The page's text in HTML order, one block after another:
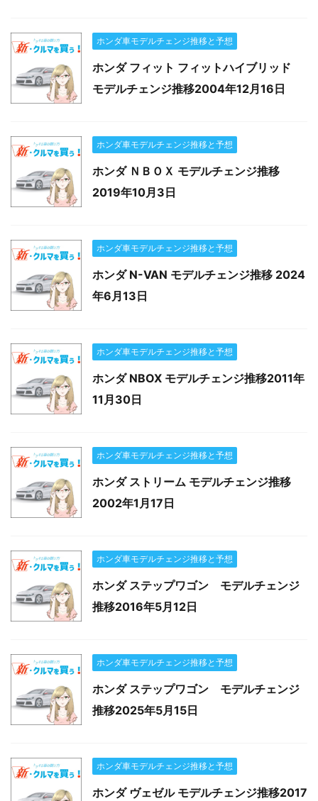
ホンダ車モデルチェンジ推移と予想
ホンダ フィット フィットハイブリッド
モデルチェンジ推移2004年12月16日
ホンダ車モデルチェンジ推移と予想
ホンダ ＮＢＯＸ モデルチェンジ推移
2019年10月3日
ホンダ車モデルチェンジ推移と予想
ホンダ N-VAN モデルチェンジ推移 2024
年6月13日
ホンダ車モデルチェンジ推移と予想
ホンダ NBOX モデルチェンジ推移2011年
11月30日
ホンダ車モデルチェンジ推移と予想
ホンダ ストリーム モデルチェンジ推移
2002年1月17日
ホンダ車モデルチェンジ推移と予想
ホンダ ステップワゴン モデルチェンジ
推移2016年5月12日
ホンダ車モデルチェンジ推移と予想
ホンダ ステップワゴン モデルチェンジ
推移2025年5月15日
ホンダ車モデルチェンジ推移と予想
ホンダ ヴェゼル モデルチェンジ推移2017